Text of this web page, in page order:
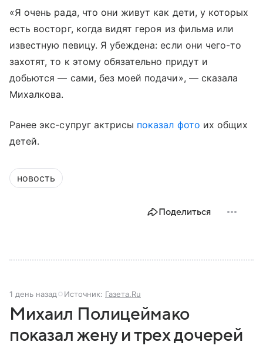
«Я очень рада, что они живут как дети, у которых
есть восторг, когда видят героя из фильма или
известную певицу. Я убеждена: если они чего-то
захотят, то к этому обязательно придут и
добьются — сами, без моей подачи», — сказала
Михалкова.
Ранее экс-супруг актрисы показал фото их общих
детей.
новость
Поделиться
1 день назад Источник: Газета.Ru
Михаил Полицеймако
показал жену и трех дочерей